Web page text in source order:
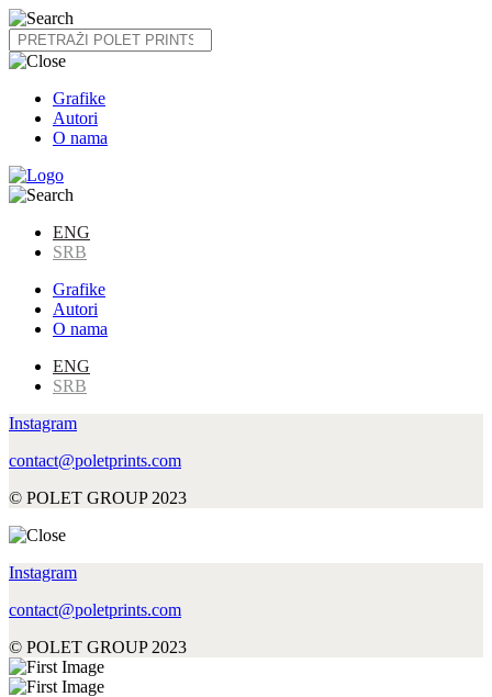
Skip
to
content
Grafike
Autori
O nama
ENG
SRB
Grafike
Autori
O nama
ENG
SRB
Instagram
contact@poletprints.com
© POLET GROUP 2023
Instagram
contact@poletprints.com
© POLET GROUP 2023